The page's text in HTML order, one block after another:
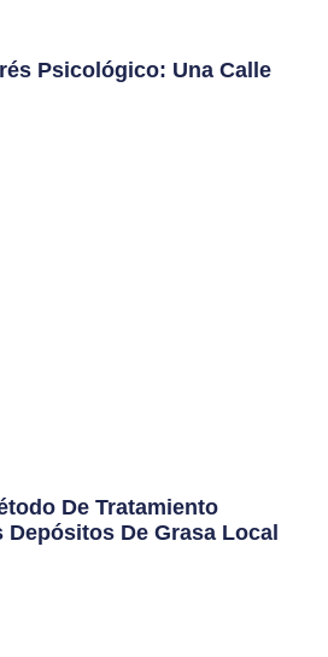
Psicológico: Una Calle
De Tratamiento
Depósitos De Grasa Local